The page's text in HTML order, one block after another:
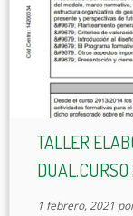
TALLER
1 febrero, 2021